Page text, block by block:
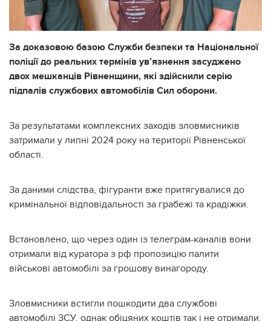
За доказовою базою Служби безпеки та Національної
поліції до реальних термінів ув’язнення засуджено
двох мешканців Рівненщини, які здійснили серію
підпалів службових автомобілів Сил оборони.
За результатами комплексних заходів зловмисників
затримали у липні 2024 року на території Рівненської
області.
За даними слідства, фігуранти вже притягувалися до
кримінальної відповідальності за грабежі та крадіжки.
Встановлено, що через один із телеграм-каналів вони
отримали від куратора з рф пропозицію палити
військові автомобілі за грошову винагороду.
Зловмисники встигли пошкодити два службові
автомобілі ЗСУ, однак обіцяних коштів так і не отримали.